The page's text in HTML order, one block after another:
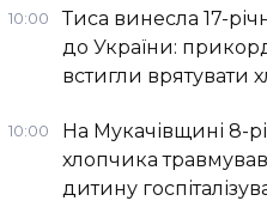
10:00
Тиса винесла 17-
до України:
встигли врятувати
10:00
На Мукачівщині 8-
хлопчика травмував
дитину